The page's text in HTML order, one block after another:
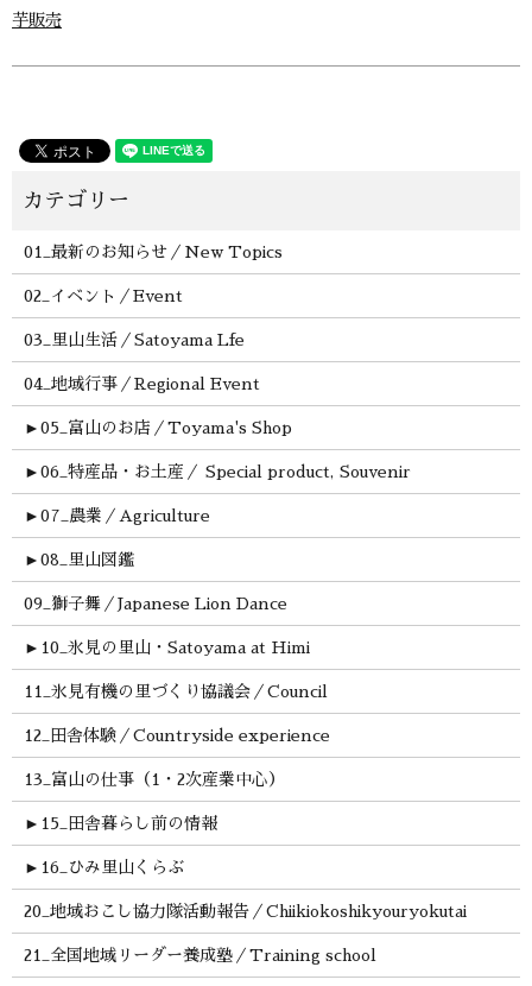
芋販売
01_最新のお知らせ／New Topics
02_イベント／Event
03_里山生活／Satoyama Lfe
04_地域行事／Regional Event
► 05_富山のお店／Toyama's Shop
► 06_特産品・お土産／ Special product, Souvenir
► 07_農業／Agriculture
► 08_里山図鑑
09_獅子舞／Japanese Lion Dance
► 10_氷見の里山・Satoyama at Himi
11_氷見有機の里づくり協議会／Council
12_田舎体験／Countryside experience
13_富山の仕事（1・2次産業中心）
► 15_田舎暮らし前の情報
► 16_ひみ里山くらぶ
20_地域おこし協力隊活動報告／Chiikiokoshikyouryokutai
21_全国地域リーダー養成塾／Training school